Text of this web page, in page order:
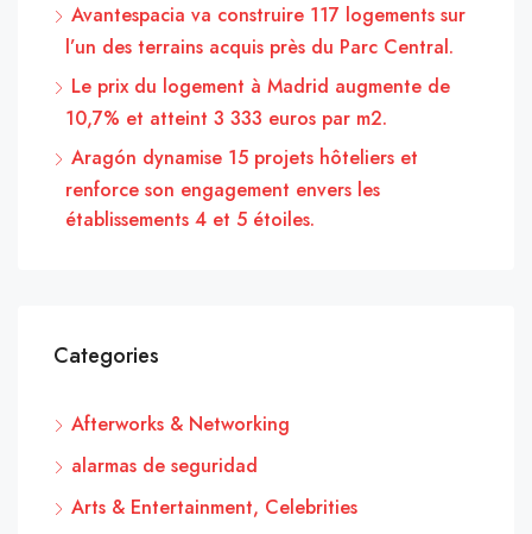
Avantespacia va construire 117 logements sur
l’un des terrains acquis près du Parc Central.
Le prix du logement à Madrid augmente de
10,7% et atteint 3 333 euros par m2.
Aragón dynamise 15 projets hôteliers et
renforce son engagement envers les
établissements 4 et 5 étoiles.
Categories
Afterworks & Networking
alarmas de seguridad
Arts & Entertainment, Celebrities